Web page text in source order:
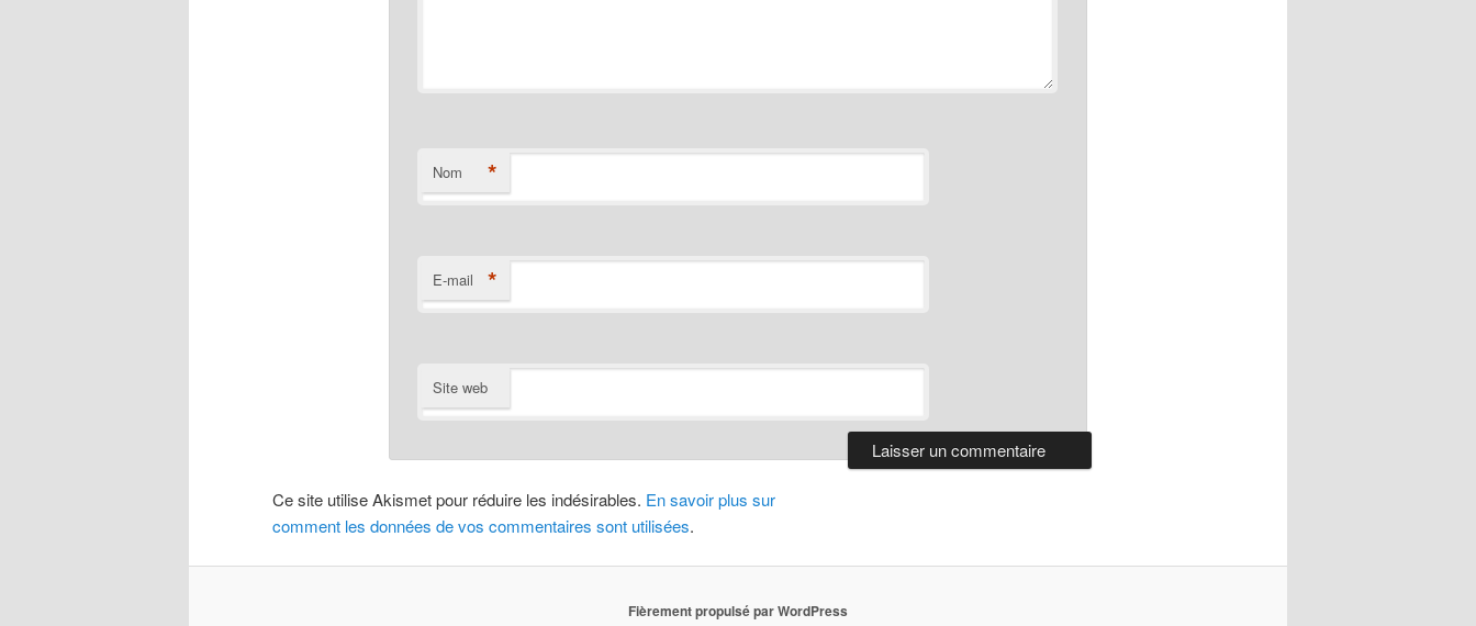
Nom *
E-mail *
Site web
Ce site utilise Akismet pour réduire les indésirables. En savoir plus sur
comment les données de vos commentaires sont utilisées.
Fièrement propulsé par WordPress